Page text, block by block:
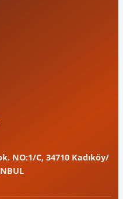
NO:1/C, 34710 Kadıköy/